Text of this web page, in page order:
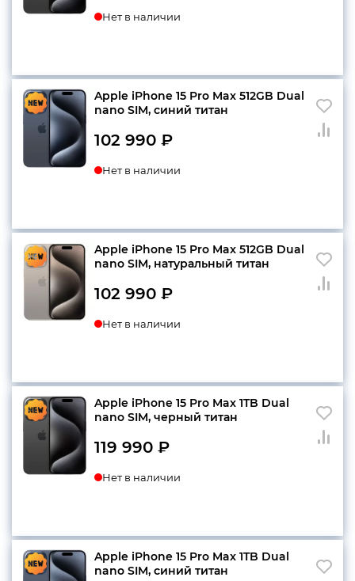
Нет в наличии
Apple iPhone 15 Pro Max 512GB Dual
nano SIM, синий титан
102 990 ₽
Нет в наличии
Apple iPhone 15 Pro Max 512GB Dual
nano SIM, натуральный титан
102 990 ₽
Нет в наличии
Apple iPhone 15 Pro Max 1TB Dual
nano SIM, черный титан
119 990 ₽
Нет в наличии
Apple iPhone 15 Pro Max 1TB Dual
nano SIM, синий титан